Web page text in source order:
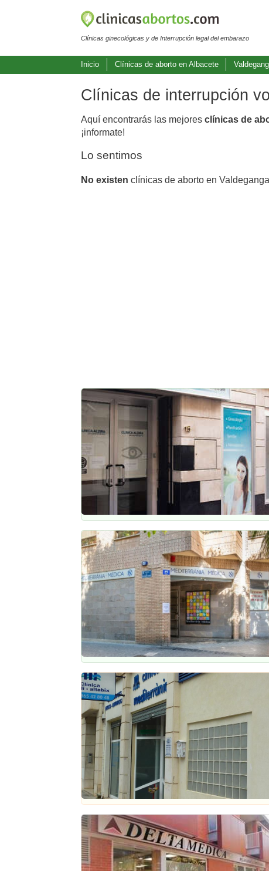
Clínicas ginecológicas y de Interrupción legal del embarazo
Inicio Clínicas de aborto en Albacete
Clínicas de interrupción
Aquí encontrarás las mejores clínicas de
¡informate!
Lo sentimos
No existen clínicas de aborto en